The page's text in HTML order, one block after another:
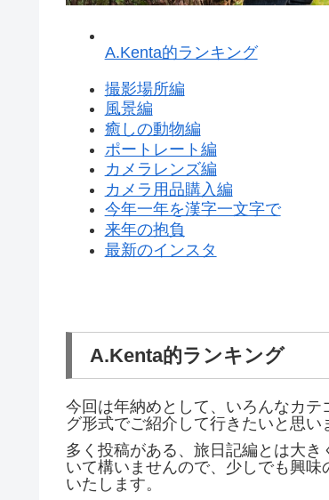
A.Kenta的ランキング
撮影場所編
風景編
癒しの動物編
ポートレート編
カメラレンズ編
カメラ用品購入編
今年一年を漢字一文字で
来年の抱負
最新のインスタ
A.Kenta的ランキング
今回は年納めとして、いろんなカ
グ形式でご紹介して行きたいと思い
多く投稿がある、旅日記編とは大
いて構いませんので、少しでも興
いたします。